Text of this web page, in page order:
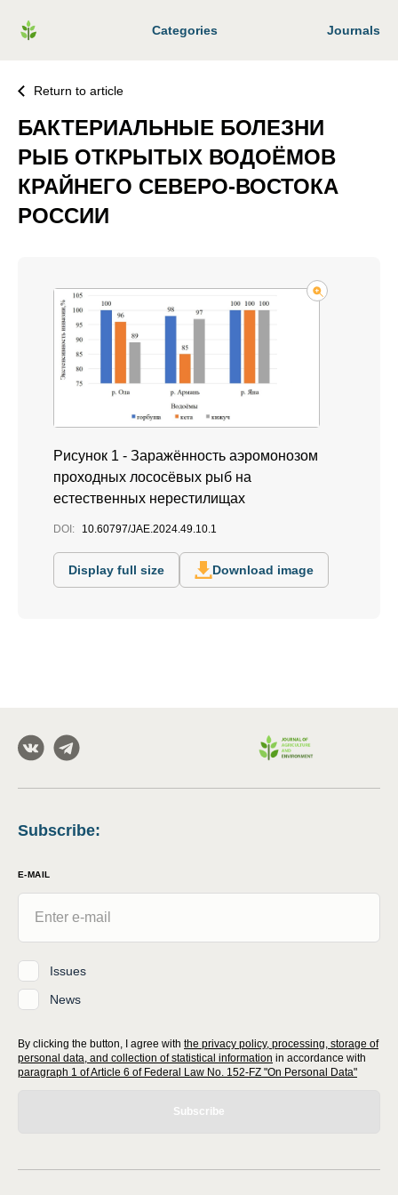
Categories Journals
Return to article
БАКТЕРИАЛЬНЫЕ БОЛЕЗНИ
РЫБ ОТКРЫТЫХ ВОДОЁМОВ
КРАЙНЕГО СЕВЕРО-ВОСТОКА
РОССИИ
Рисунок 1 - Заражённость аэромонозом
проходных лососёвых рыб на
естественных нерестилищах
DOI: 10.60797/JAE.2024.49.10.1
Display full size Download image
Subscribe:
E-MAIL
Issues
News
By clicking the button, I agree with the privacy policy, processing, storage of
personal data, and collection of statistical information in accordance with
paragraph 1 of Article 6 of Federal Law No. 152-FZ "On Personal Data"
Subscribe